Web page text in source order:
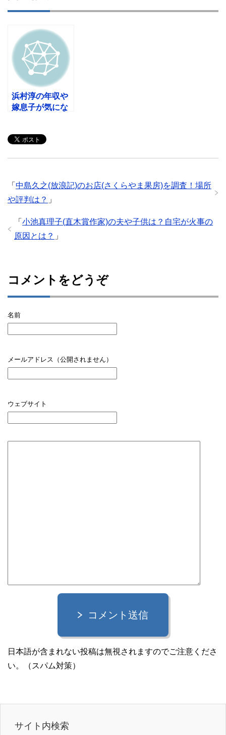
浜村淳の年収や
嫁息子が気にな
「 中島久之(放浪記)のお店(さくらやま果房)を調査！場所
や評判は？ 」
「 小池真理子(直木賞作家)の夫や子供は？自宅が火事の
原因とは？ 」
コメントをどうぞ
名前
メールアドレス（公開されません）
ウェブサイト
コメント送信
日本語が含まれない投稿は無視されますのでご注意くださ
い。（スパム対策）
サイト内検索